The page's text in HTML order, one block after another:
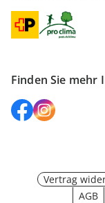
Finden Sie mehr
Vertrag
AGB